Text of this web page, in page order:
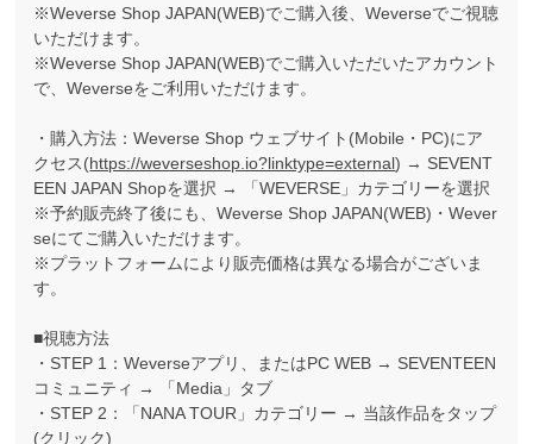
※Weverse Shop JAPAN(WEB)でご購入後、Weverseでご視聴
いただけます。
※Weverse Shop JAPAN(WEB)でご購入いただいたアカウント
で、Weverseをご利用いただけます。
・購入方法：Weverse Shop ウェブサイト(Mobile・PC)にア
クセス(https://weverseshop.io?linktype=external) → SEVENT
EEN JAPAN Shopを選択 → 「WEVERSE」カテゴリーを選択
※予約販売終了後にも、Weverse Shop JAPAN(WEB)・Wever
seにてご購入いただけます。
※プラットフォームにより販売価格は異なる場合がございま
す。
■視聴方法
・STEP 1：Weverseアプリ、またはPC WEB → SEVENTEEN
コミュニティ → 「Media」タブ
・STEP 2：「NANA TOUR」カテゴリー → 当該作品をタップ
(クリック)